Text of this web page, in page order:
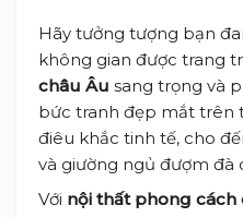
Hãy tưởng tượng bạn
không gian được trang
châu Âu sang trọng và
bức tranh đẹp mắt trên
điêu khắc tinh tế, cho
và giường ngủ đượm đà
Với nội thất phong cách